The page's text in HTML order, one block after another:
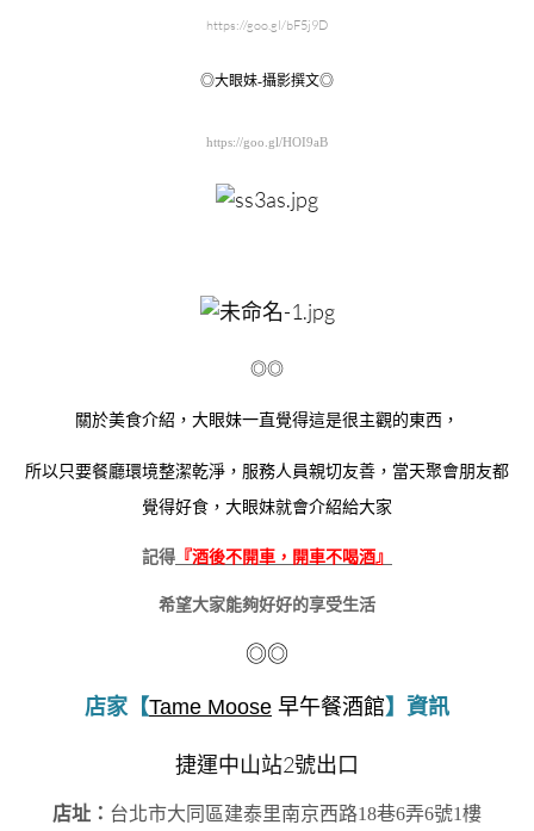
https://goo.gl/bF5j9D
◎大眼妹-攝影撰文◎
https://goo.gl/HOI9aB
◎◎
關於美食介紹，大眼妹一直覺得這是很主觀的東西，
所以只要餐廳環境整潔乾淨，服務人員親切友善，當天聚會朋友都
覺得好食，大眼妹就會介紹給大家
記得 『酒後不開車，開車不喝酒』
希望大家能夠好好的享受生活
◎◎
店家【Tame Moose 早午餐酒館】資訊
捷運中山站2號出口
店址： 台北市大同區建泰里南京西路18巷6弄6號1樓